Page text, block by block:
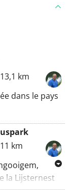
13,1 km
dans le pays
11 km
la Lijsternest